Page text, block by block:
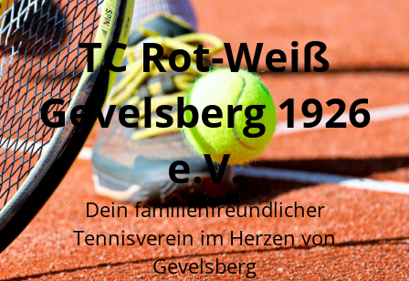
TC Rot-Weiß
Gevelsberg 1926
e.V.
Dein familienfreundlicher
Tennisverein im Herzen von
Gevelsberg